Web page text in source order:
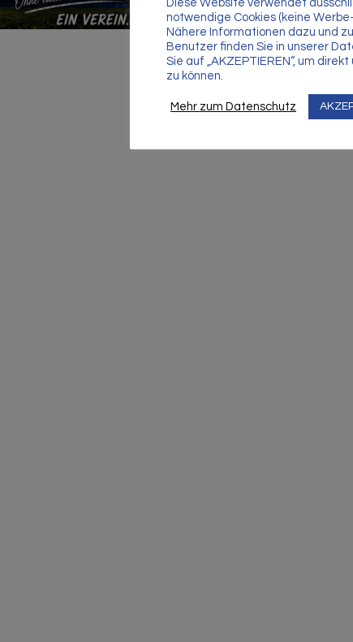
Diese Website verwendet
notwendige Cookies (keine
Nähere Informationen dazu und
Benutzer finden Sie in unserer
Sie auf „AKZEPTIEREN“, um
zu können.
Mehr zum Datenschutz